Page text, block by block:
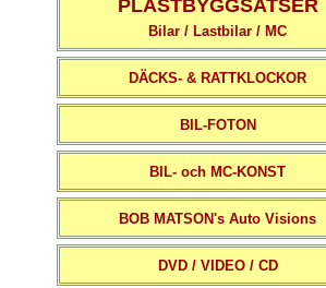
PLASTBYGGSATSER
Bilar / Lastbilar / MC
DÄCKS- & RATTKLOCKOR
BIL-FOTON
BIL- och MC-KONST
BOB MATSON's Auto Visions
DVD / VIDEO / CD